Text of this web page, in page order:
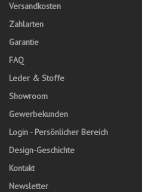
Versandkosten
Zahlarten
Garantie
FAQ
Leder & Stoffe
Showroom
Gewerbekunden
Login - Persönlicher Bereich
Design-Geschichte
Kontakt
Newsletter